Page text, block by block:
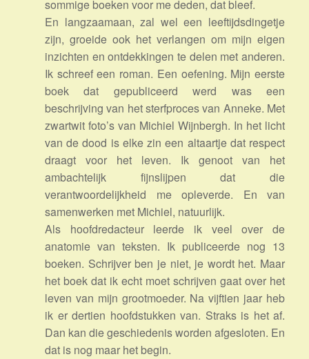
sommige boeken voor me deden, dat bleef.
En langzaamaan, zal wel een leeftijdsdingetje
zijn, groeide ook het verlangen om mijn eigen
inzichten en ontdekkingen te delen met anderen.
Ik schreef een roman. Een oefening. Mijn eerste
boek dat gepubliceerd werd was een
beschrijving van het sterfproces van Anneke. Met
zwartwit foto’s van Michiel Wijnbergh. In het licht
van de dood is elke zin een altaartje dat respect
draagt voor het leven. Ik genoot van het
ambachtelijk fijnslijpen dat die
verantwoordelijkheid me opleverde. En van
samenwerken met Michiel, natuurlijk.
Als hoofdredacteur leerde ik veel over de
anatomie van teksten. Ik publiceerde nog 13
boeken. Schrijver ben je niet, je wordt het. Maar
het boek dat ik echt moet schrijven gaat over het
leven van mijn grootmoeder. Na vijftien jaar heb
ik er dertien hoofdstukken van. Straks is het af.
Dan kan die geschiedenis worden afgesloten. En
dat is nog maar het begin.